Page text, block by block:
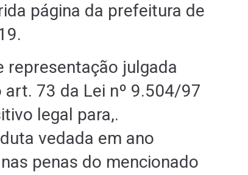
página da prefeitura de
representação julgada
73 da Lei nº 9.504/97
legal para,.
vedada em ano
penas do mencionado